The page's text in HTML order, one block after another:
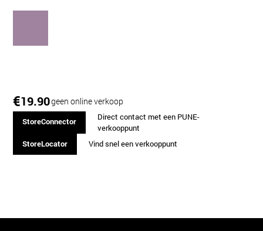
€19.90geen online verkoop
StoreConnector
Direct contact met een PUNE-
verkooppunt
StoreLocator
Vind snel een verkooppunt